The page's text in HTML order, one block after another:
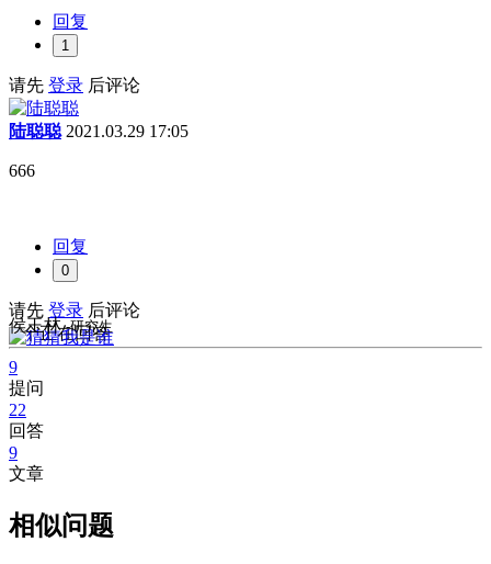
回复
1
请先 登录 后评论
陆聪聪 2021.03.29 17:05
666
回复
0
请先 登录 后评论
2个正在回答
侯玉林-研究生
9
提问
22
回答
9
文章
相似问题